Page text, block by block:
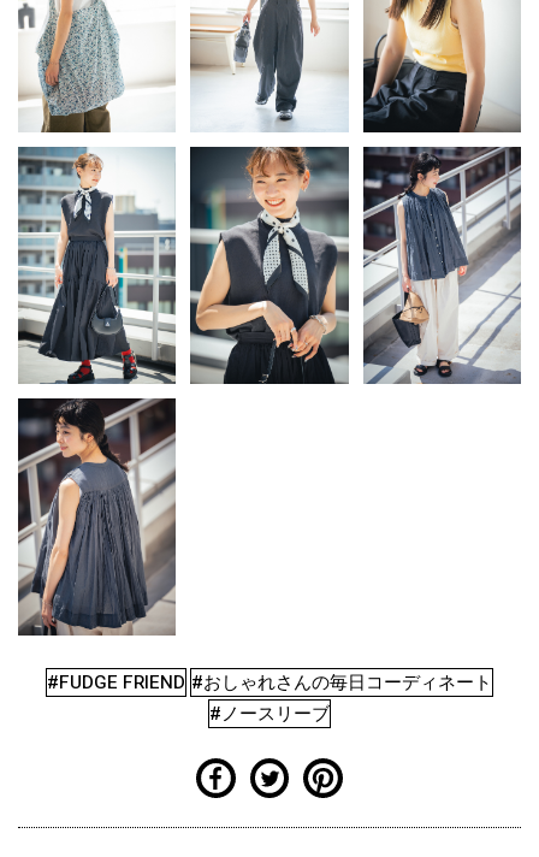
#FUDGE FRIEND #おしゃれさんの毎日コーディネート
#ノースリーブ